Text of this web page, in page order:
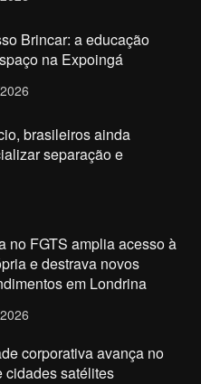
Brincar: a educação
na Expoingá
brasileiros ainda
separação e
no FGTS amplia acesso à
e destrava novos
em Londrina
corporativa avança no
cidades satélites